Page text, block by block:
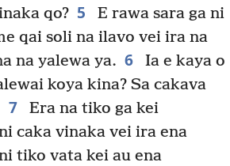
qo? 5
E rawa sara ga ni
qai soli na ilavo vei ira na
na yalewa ya. 6
Ia e kaya o
koya kina? Sa cakava
7
Era na tiko ga kei
caka vinaka vei ira ena
tiko vata kei au ena